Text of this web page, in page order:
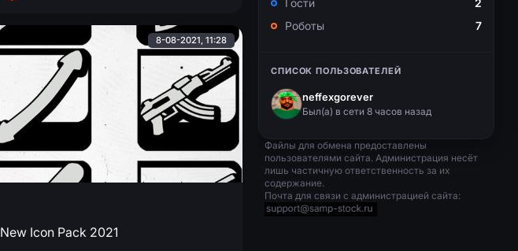
8-08-2021, 11:28
New Icon Pack 2021
Гости
2
Роботы
7
СПИСОК ПОЛЬЗОВАТЕЛЕЙ
neffexgorever
Был(a) в сети 8 часов назад
Файлы для обмена предоставлены
пользователями сайта. Администрация несёт
лишь частичную ответственность за их
содержание.
Почта для связи с администрацией сайта: